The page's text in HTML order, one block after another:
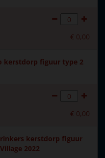
€ 0,00
kerstdorp figuur type 2
€ 0,00
kerstdorp figuur
2022